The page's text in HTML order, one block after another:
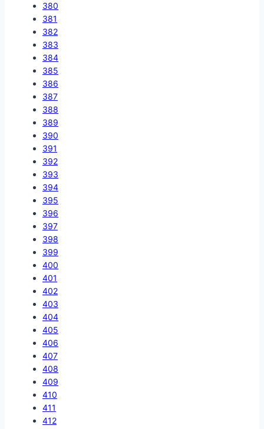
380
381
382
383
384
385
386
387
388
389
390
391
392
393
394
395
396
397
398
399
400
401
402
403
404
405
406
407
408
409
410
411
412